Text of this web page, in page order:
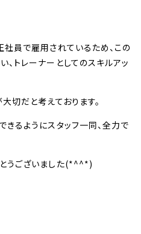
員で雇用されているため、この
トレーナーとしてのスキルアッ
切だと考えております。
るようにスタッフ一同、全力で
うございました(*^^*)